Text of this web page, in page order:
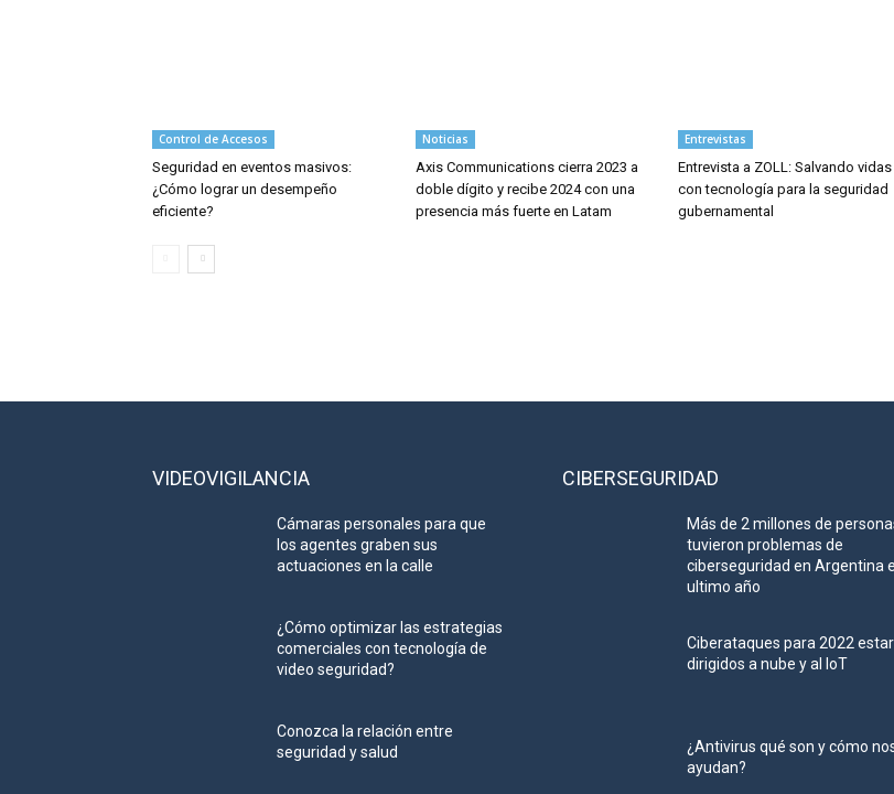
Control de Accesos
Seguridad en eventos masivos:
¿Cómo lograr un desempeño
eficiente?
Noticias
Axis Communications cierra 2023 a
doble dígito y recibe 2024 con una
presencia más fuerte en Latam
Entrevistas
Entrevista a ZOLL: Salvando vidas
con tecnología para la seguridad
gubernamental
VIDEOVIGILANCIA
Cámaras personales para que
los agentes graben sus
actuaciones en la calle
¿Cómo optimizar las estrategias
comerciales con tecnología de
video seguridad?
Conozca la relación entre
seguridad y salud
CIBERSEGURIDAD
Más de 2 millones de
tuvieron problemas de
ciberseguridad en Argentina el
ultimo año
Ciberataques para 2022
dirigidos a nube y al IoT
¿Antivirus qué son y cómo
ayudan?